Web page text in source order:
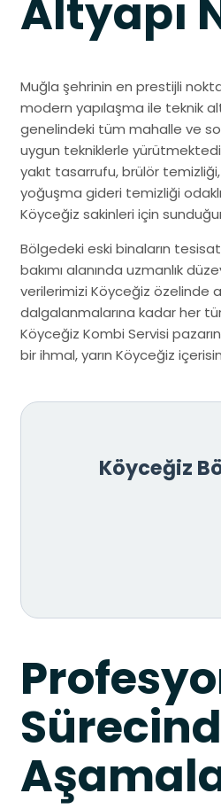
Altyapı
Muğla şehrinin en prestijli
modern yapılaşma ile teknik
genelindeki tüm mahalle ve
uygun tekniklerle
yakıt tasarrufu, brülör
yoğuşma gideri temizliği
Köyceğiz sakinleri için
Bölgedeki eski binaların tesisat
bakımı alanında uzmanlık
verilerimizi Köyceğiz özelinde
dalgalanmalarına kadar her
Köyceğiz Kombi Servisi
bir ihmal, yarın Köyceğiz
Köyceğiz